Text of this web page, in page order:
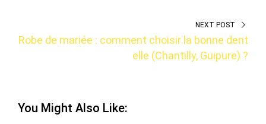
NEXT POST
Robe de mariée : comment choisir la bonne dent
elle (Chantilly, Guipure) ?
You Might Also Like: